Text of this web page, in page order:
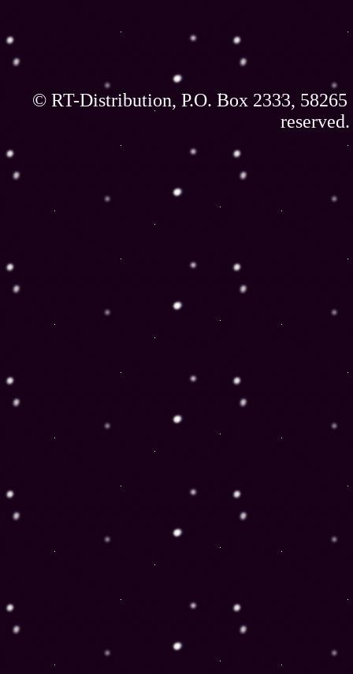
© RT-Distribution, P.O. Box 2333,
reserved.